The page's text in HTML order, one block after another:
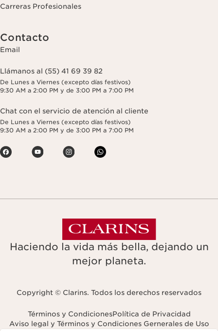
Carreras Profesionales
Contacto
Email
Llámanos al (55) 41 69 39 82
De Lunes a Viernes (excepto días festivos)
9:30 AM a 2:00 PM y de 3:00 PM a 7:00 PM
Chat con el servicio de atención al cliente
De Lunes a Viernes (excepto días festivos)
9:30 AM a 2:00 PM y de 3:00 PM a 7:00 PM
Haciendo la vida más bella, dejando un
mejor planeta.
Copyright © Clarins. Todos los derechos reservados
Términos y CondicionesPolítica de Privacidad
Aviso legal y Términos y Condiciones Gernerales de Uso
Navigates to